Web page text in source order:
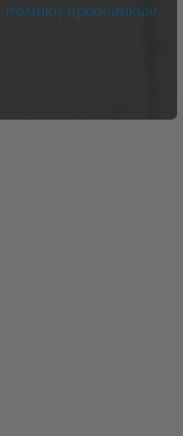
πολιτική προσωπικών